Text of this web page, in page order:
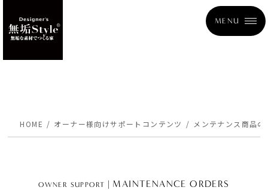
MENU
HOME オーナー様向けサポートコンテンツ メンテナンス商品の
OWNER SUPPORT MAINTENANCE ORDERS